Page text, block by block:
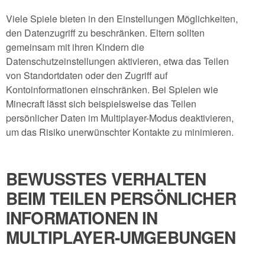
Viele Spiele bieten in den Einstellungen Möglichkeiten,
den Datenzugriff zu beschränken. Eltern sollten
gemeinsam mit ihren Kindern die
Datenschutzeinstellungen aktivieren, etwa das Teilen
von Standortdaten oder den Zugriff auf
Kontoinformationen einschränken. Bei Spielen wie
Minecraft lässt sich beispielsweise das Teilen
persönlicher Daten im Multiplayer-Modus deaktivieren,
um das Risiko unerwünschter Kontakte zu minimieren.
BEWUSSTES VERHALTEN
BEIM TEILEN PERSÖNLICHER
INFORMATIONEN IN
MULTIPLAYER-UMGEBUNGEN